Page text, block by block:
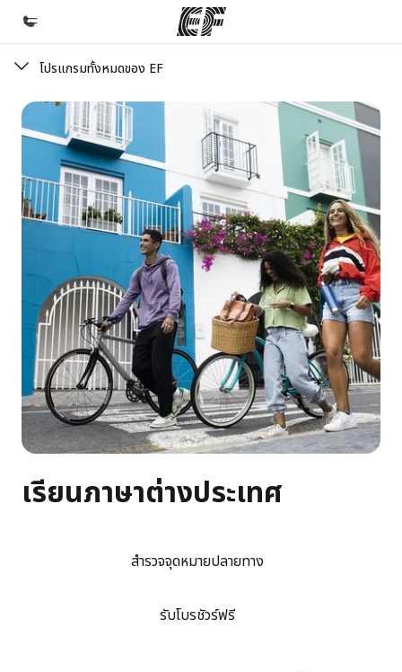
ยินดีต้อนรับสู่ EF
โปรแกรม
ดูโปรแกรมทั้งหมด
สำนักงาน
เกี่ยวกับเรา
ประวัติองค์กร
อาชีพ
ร่วมงานกับเรา
โปรแกรมทั้งหมดของ EF
เรียนภาษาต่างประเทศ
สำรวจจุดหมายปลายทาง
รับโบรชัวร์ฟรี